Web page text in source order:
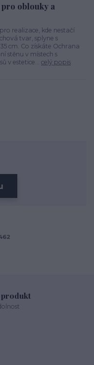
pro oblouky a
realizace, kde nestačí
tvar, splyne s
cm. Co získáte Ochrana
stěnu v místech s
v estetice... celý popis